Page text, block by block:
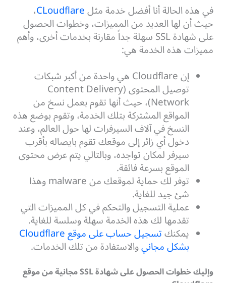
في هذه الحالة أنا أفضل خدمة مثلCLoudflare،
حيث أن لها العديد من المميزات، وخطوات الحصول
على شهادة SSL سهلة جداً مقارنة بخدمات أخرى، وأهم
مميزات هذه الخدمة هي:
إن Cloudflare هي واحدة من أكبر شبكات
توصيل المحتوى (Content Delivery
Network)، حيث أنها تقوم بعمل نسخ من
المواقع المشتركة بتلك الخدمة، وتقوم بوضع هذه
النسخ في آلاف السيرفرات لها حول العالم،وعند
دخول أي زائر إلى موقعك تقوم بايصاله بأقرب
سيرفر لمكان تواجده، وبالتالي يتم عرض محتوى
الموقع بسرعة فائقة.
توفر لك حماية لموقعك من malware وهذا
شئ جيد للغاية.
عملية التسجيل والتحكم في كل المميزات التي
تقدمها لك هذه الخدمة سهلة وسلسة للغاية.
يمكنك تسجيل حساب على موقع Cloudflare
بشكل مجانيوالاستفادة من تلك الخدمات.
وإليك خطوات الحصول على شهادة SSL مجانية من موقع